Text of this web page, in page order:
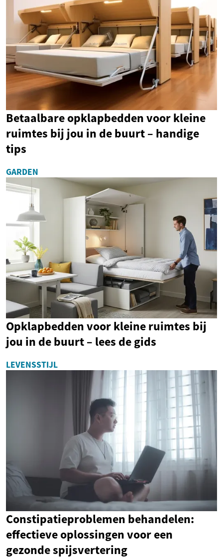
Betaalbare opklapbedden voor kleine
ruimtes bij jou in de buurt – handige
tips
GARDEN
Opklapbedden voor kleine ruimtes bij
jou in de buurt – lees de gids
LEVENSSTIJL
Constipatieproblemen behandelen:
effectieve oplossingen voor een
gezonde spijsvertering